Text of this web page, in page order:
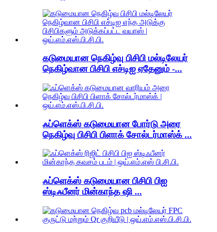
கடுமையான நெகிழ்வு பிசிபி மல்டிலேயர்
நெகிழ்வான பிசிபி எச்டிஐ ஏதேனும் -...
ஃப்ளெக்ஸ் கடுமையான போர்டு அரை
நெகிழ்வு பிசிபி பிளாக் சோல்டர்மாஸ்க் ...
ஃப்ளெக்ஸ் கடுமையான பிசிபி பிஐ
ஸ்டிஃபீனர் மின்காந்த ஷி ...